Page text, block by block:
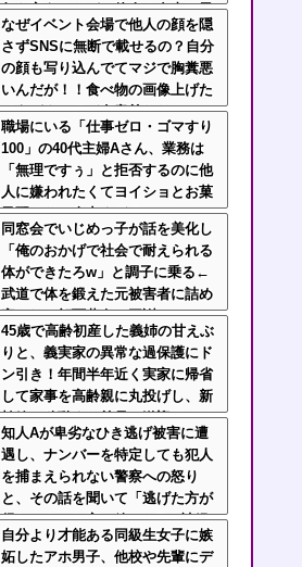
句を言うんだが、他人の食事に異
様な執着を見せるのまじでストレ
ス
なぜイベント会場で他人の顔を隠
さずSNSに無断で載せるの？自分
の顔も写り込んでてマジで胸糞悪
いんだが！！食べ物の画像上げた
ほうがよっぽど有意義だわ
職場にいる「仕事ゼロ・ゴマすり
100」の40代主婦Aさん、業務は
「無理ですぅ」と拒否するのに他
人に嫌われたくてヨイショとお菓
子配りだけ全力すぎる
同窓会でいじめっ子が話を美化し
「俺のおかげで社会で耐えられる
体ができたろw」と調子に乗る←
武道で体を鍛えた元被害者に詰め
寄られて顔面蒼白で平謝りｗｗｗ
45歳で高齢初産した義姉の甘えぶ
りと、義実家の異常な過保護にド
ン引き！年間半年近く実家に帰省
して家事を高齢親に丸投げし、新
幹線の移動すら義兄に送迎させて
いた・・・
知人Aが卑劣なひき逃げ被害に遭
遇し、ナンバーを特定しても犯人
を捕まえられない警察への怒り
と、その話を聞いて「逃げた方が
得じゃん」と言い放ったBの神経
がわからん
自分より才能ある同級生女子に嫉
妬したアホ男子、他校や先輩にデ